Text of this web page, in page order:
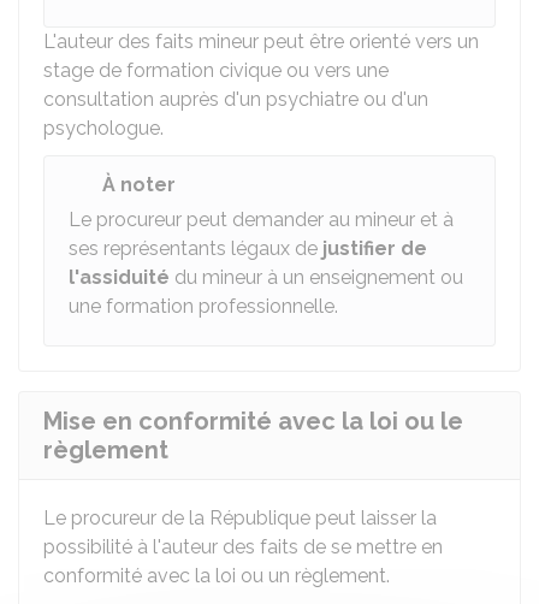
L'auteur des faits mineur peut être orienté vers un
stage de formation civique ou vers une
consultation auprès d'un psychiatre ou d'un
psychologue.
À noter
Le procureur peut demander au mineur et à
ses représentants légaux de justifier de
l'assiduité du mineur à un enseignement ou
une formation professionnelle.
Mise en conformité avec la loi ou le
règlement
Le procureur de la République peut laisser la
possibilité à l'auteur des faits de se mettre en
conformité avec la loi ou un règlement.